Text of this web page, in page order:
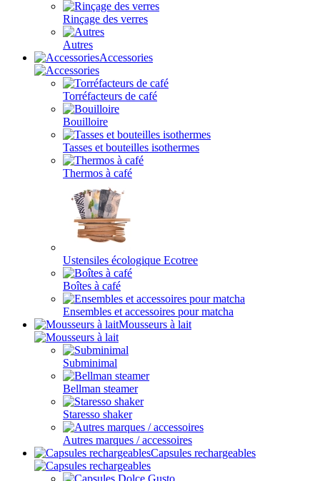
Rinçage des verres
Autres
Accessories
Torréfacteurs de café
Bouilloire
Tasses et bouteilles isothermes
Thermos à café
Ustensiles écologique Ecotree
Boîtes à café
Ensembles et accessoires pour matcha
Mousseurs à lait
Subminimal
Bellman steamer
Staresso shaker
Autres marques / accessoires
Capsules rechargeables